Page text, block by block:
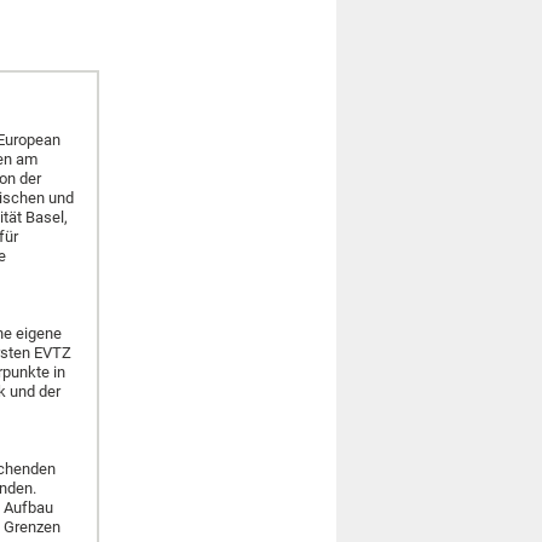
am
der
und
Basel,
eigene
EVTZ
in
und der
Aufbau